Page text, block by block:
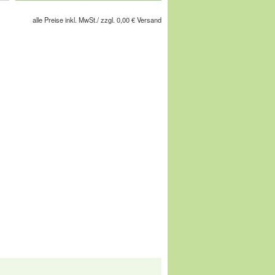
alle Preise inkl. MwSt./ zzgl. 0,00 € Versand